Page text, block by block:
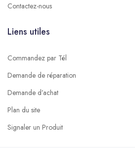
Contactez-nous
Liens utiles
Commandez par Tél
Demande de réparation
Demande d’achat
Plan du site
Signaler un Produit